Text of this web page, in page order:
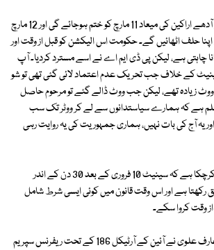
آئین کے تحت سینیٹ کے آدھے اراکین کی میعاد 11 مارچ کو ختم ہوجائے گی اور 12 مارچ
حلف اٹھائیں گے۔ حکومت اس الیکشن کو قبل از وقت اور
چاہتی ہے، لیکن پی ڈی ایم اے نے اسے مسترد کردیا۔ آپ
کے خلاف جب تحریک عدم اعتماد لائی گئی تھی تو شو
زیادہ تھے، لیکن جب ووٹ ڈالے گئے تو مرحوم حاصل
علم ہے کہ ہمارے سیاستدانوں سے لے کر ووٹر تک سب
یہ آج کی بات نہیں، ہماری جمہوریت کی یہ روایت رہی
الیکشن کمیشن یہ واضح کرچکا ہے کہ سینیٹ 10 فروری کے بعد 30 دن کے اندر
رکھتا ہے اور اس وقت قانون میں کوئی ایسی شرط شامل
وقت کروا سکے۔
23 دسمبر کو صدر ڈاکٹر عارف علوی نے آئین کے آرٹیکل 186 کے تحت ریفرنس سپریم